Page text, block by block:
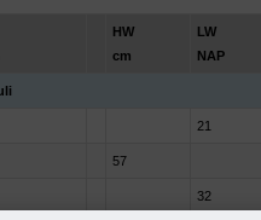
HW
cm
LW
NAP
21
57
32